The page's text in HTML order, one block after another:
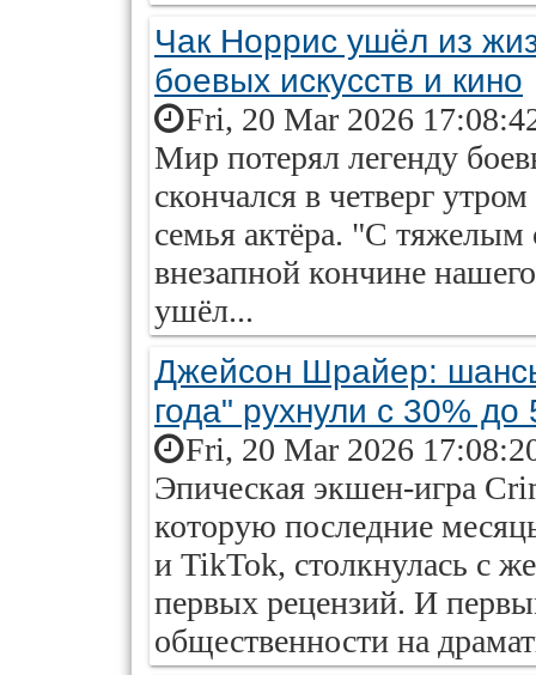
Чак Норрис ушёл из
боевых искусств и кино
Fri, 20 Mar 2026
Мир потерял легенду
скончался в четверг
семья актёра. "С
внезапной кончине
ушёл...
Джейсон Шрайер:
года" рухнули с 30% до
Fri, 20 Mar 2026
Эпическая экшен-игра
которую последние
и TikTok, столкнулась с
первых рецензий. И
общественности на